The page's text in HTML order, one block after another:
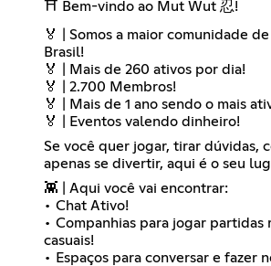
⛩️ Bem-vindo ao Mut Wut 忍!
🏅 | Somos a maior comunidade
Brasil!
🏅 | Mais de 260 ativos por dia!
🏅 | 2.700 Membros!
🏅 | Mais de 1 ano sendo o mais
🏅 | Eventos valendo dinheiro!
Se você quer jogar, tirar dúvidas,
apenas se divertir, aqui é o seu
👾 | Aqui você vai encontrar:
• Chat Ativo!
• Companhias para jogar partidas
casuais!
• Espaços para conversar e fazer